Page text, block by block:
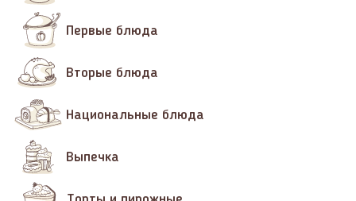
Первые блюда
Вторые блюда
Национальные блюда
Выпечка